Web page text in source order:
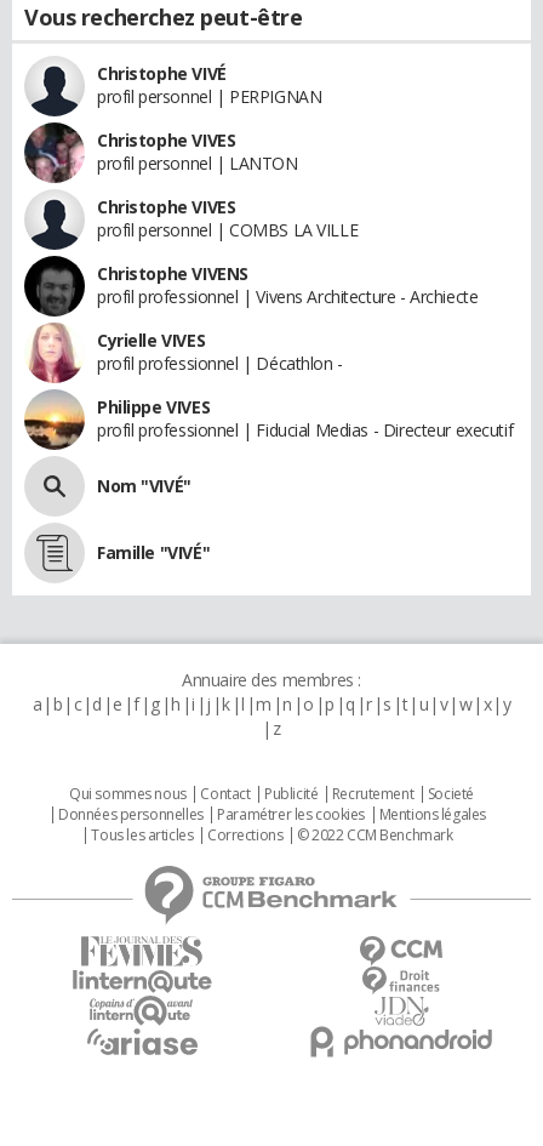
Vous recherchez peut-être
Christophe VIVÉ
profil personnel | PERPIGNAN
Christophe VIVES
profil personnel | LANTON
Christophe VIVES
profil personnel | COMBS LA VILLE
Christophe VIVENS
profil professionnel | Vivens Architecture - Archiecte
Cyrielle VIVES
profil professionnel | Décathlon -
Philippe VIVES
profil professionnel | Fiducial Medias - Directeur executif
Nom "VIVÉ"
Famille "VIVÉ"
Annuaire des membres :
a b c d e f g h i j k l m n o p q r s t u v w x y
z
Qui sommes nous Contact Publicité Recrutement
Societé
Données personnelles
Paramétrer les cookies
Mentions légales
Tous les articles
Corrections © 2022 CCM Benchmark